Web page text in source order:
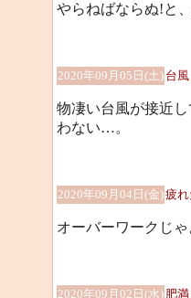
やらねばならぬ!と
2020年09月05日(土) 台風
物凄い台風が接近
わない…。
2020年09月04日(金)疲れ
オーバーワークじゃ
2020年09月02日(水) 肥満